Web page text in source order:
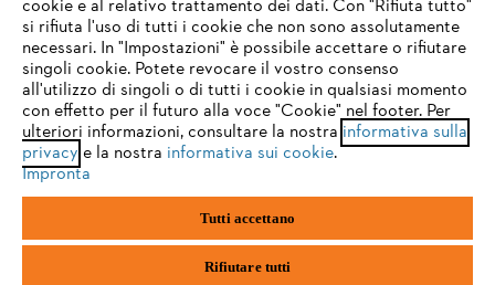
Protezione dati Nota legale Cookies
Informazioni legali
STIHL VERTRIEBS AG, 8617 Mönchaltorf
Sie nutzen einen Browser, den wir noch nicht unterstützen. Für
eine optimale Nutzung unserer Seite empfehlen wir Ihnen, zu
einem der folgenden Browser zu wechseln:
firefox chrome
safari edge
cookie e al relativo trattamento dei dati. Con "Rifiuta tutto"
si rifiuta l'uso di tutti i cookie che non sono assolutamente
necessari. In "Impostazioni" è possibile accettare o rifiutare
singoli cookie. Potete revocare il vostro consenso
all'utilizzo di singoli o di tutti i cookie in qualsiasi momento
con effetto per il futuro alla voce "Cookie" nel footer. Per
ulteriori informazioni, consultare la nostra informativa sulla
privacy e la nostra informativa sui cookie.
Impronta
Tutti accettano
Rifiutare tutti